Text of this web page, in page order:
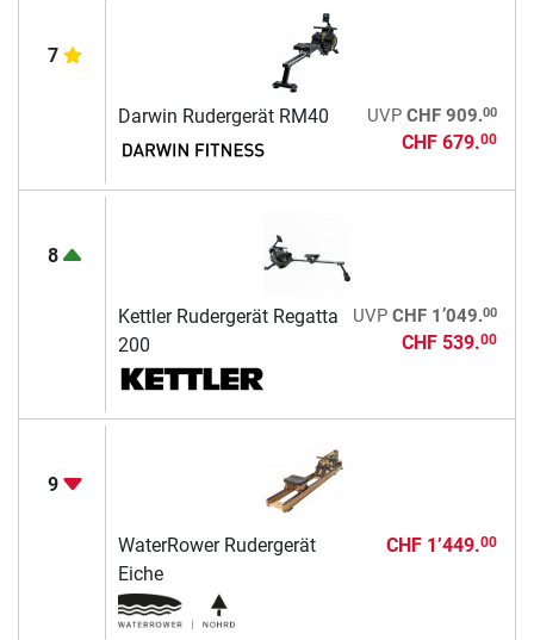
7
Darwin Rudergerät RM40 UVP CHF 909.00
CHF 679.00
8
Kettler Rudergerät Regatta
200
UVP CHF 1’049.00
CHF 539.00
9
WaterRower Rudergerät
Eiche
CHF 1’449.00